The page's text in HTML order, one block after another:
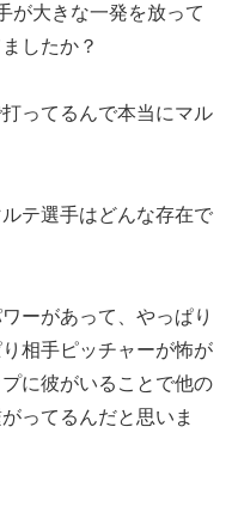
が大きな一発を放って
したか？
ってるんで本当にマル
テ選手はどんな存在で
ーがあって、やっぱり
相手ピッチャーが怖が
に彼がいることで他の
ってるんだと思いま